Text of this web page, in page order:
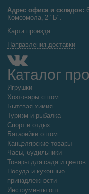
Адрес офиса и складов:
Комсомола, 2 "Б".
Карта проезда
Направления доставки
Каталог
Игрушки
Хозтовары оптом
Бытовая химия
Туризм и рыбалка
Спорт и отдых
Батарейки оптом
Канцелярские товары
Часы, будильники
Товары для сада и цветов
Посуда и кухонные
принадлежности
Инструменты опт